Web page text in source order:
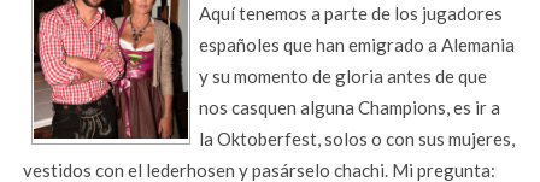
Aquí tenemos a parte de los jugadores
españoles que han emigrado a Alemania
y su momento de gloria antes de que
nos casquen alguna Champions, es ir a
la Oktoberfest, solos o con sus mujeres,
vestidos con el lederhosen y pasárselo chachi. Mi pregunta: